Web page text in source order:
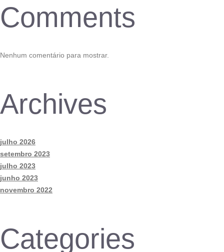
Comments
Nenhum comentário para mostrar.
Archives
julho 2026
setembro 2023
julho 2023
junho 2023
novembro 2022
Categories